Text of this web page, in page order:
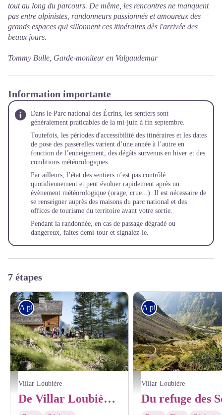
tout au long du parcours. De même, les rencontres ne manquent
pas entre alpinistes, randonneurs passionnés et amoureux des
grands espaces qui sillonnent ces itinéraires dès l'arrivée des
beaux jours.
Tommy Bulle, Garde-moniteur en Valgaudemar
Information importante
Dans le Parc national des Écrins, les sentiers sont
généralement praticables de la mi-juin à fin septembre.
Toutefois, les périodes d'accessibilité des itinéraires et les dates
de pose des passerelles varient d’une année à l’autre en
fonction de l’enneigement, des dégâts survenus en hiver et des
conditions météorologiques.
Par ailleurs, l’état des sentiers n’est pas contrôlé
quotidiennement et peut évoluer rapidement après un
évènement météorologique (orage, crue...). Il est nécessaire de
se renseigner auprès des maisons du parc national et des
offices de tourisme du territoire avant votre sortie.
Pendant la randonnée, en cas de passage dégradé ou
dangereux, faites demi-tour et signalez-le
7 étapes
Refuge des Souffles - © Parc national des Ecrins - Carlos Ayesta
A pied
Villar-Loubière
De Villar Loubière au refuge des Souffles
Le sentier vers le refuge de l'Olan
A pied
Villar-Loubière